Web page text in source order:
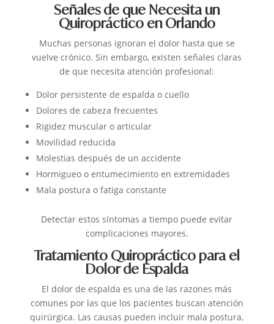
Señales de que Necesita un
Quiropráctico en Orlando
Muchas personas ignoran el dolor hasta que se
vuelve crónico. Sin embargo, existen señales claras
de que necesita atención profesional:
Dolor persistente de espalda o cuello
Dolores de cabeza frecuentes
Rigidez muscular o articular
Movilidad reducida
Molestias después de un accidente
Hormigueo o entumecimiento en extremidades
Mala postura o fatiga constante
Detectar estos síntomas a tiempo puede evitar
complicaciones mayores.
Tratamiento Quiropráctico para el
Dolor de Espalda
El dolor de espalda es una de las razones más
comunes por las que los pacientes buscan atención
quirúrgica. Las causas pueden incluir mala postura,